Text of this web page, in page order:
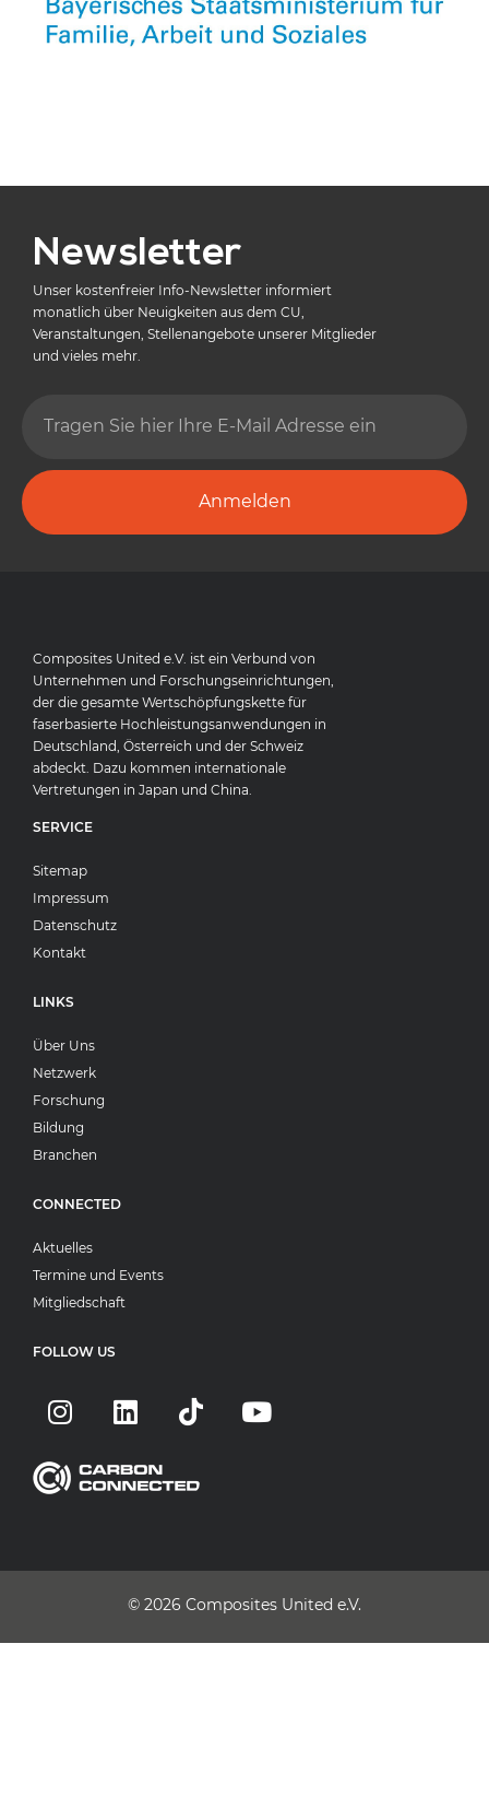
Newsletter
Unser kostenfreier Info-Newsletter informiert
monatlich über Neuigkeiten aus dem CU,
Veranstaltungen, Stellenangebote unserer Mitglieder
und vieles mehr.
Anmelden
Composites United e.V. ist ein Verbund von
Unternehmen und Forschungseinrichtungen,
der die gesamte Wertschöpfungskette für
faserbasierte Hochleistungsanwendungen in
Deutschland, Österreich und der Schweiz
abdeckt. Dazu kommen internationale
Vertretungen in Japan und China.
SERVICE
Sitemap
Impressum
Datenschutz
Kontakt
LINKS
Über Uns
Netzwerk
Forschung
Bildung
Branchen
CONNECTED
Aktuelles
Termine und Events
Mitgliedschaft
FOLLOW US
© 2026 Composites United e.V.